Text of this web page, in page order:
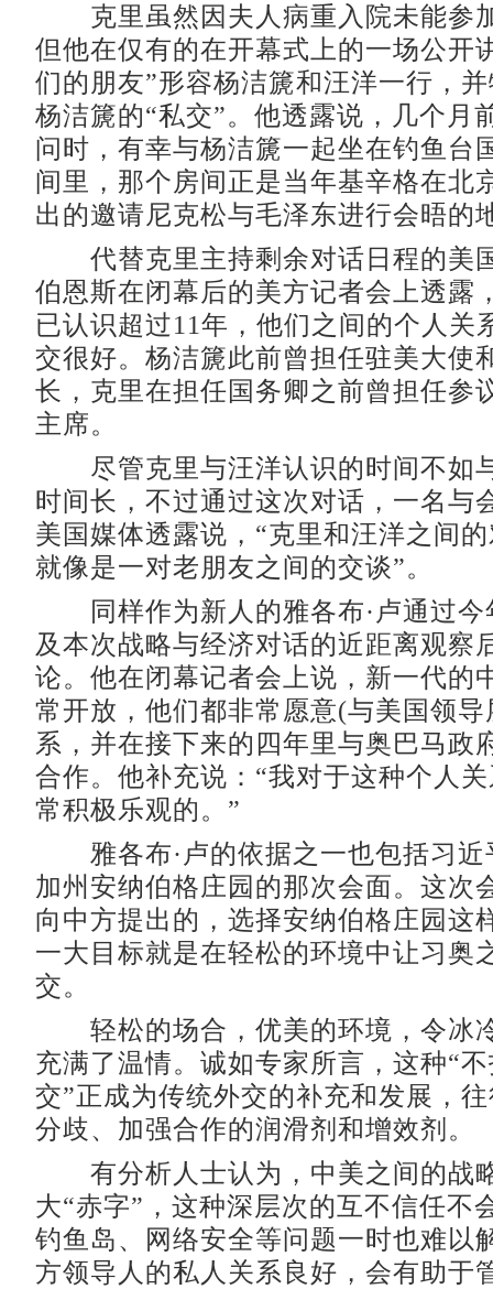
克里虽然因夫人病重入院未能参
但他在仅有的在开幕式上的一场公开
们的朋友”形容杨洁篪和汪洋一行，
杨洁篪的“私交”。他透露说，几个月
问时，有幸与杨洁篪一起坐在钓鱼台
间里，那个房间正是当年基辛格在北
出的邀请尼克松与毛泽东进行会晤的
代替克里主持剩余对话日程的美
伯恩斯在闭幕后的美方记者会上透露
已认识超过11年，他们之间的个人关
交很好。杨洁篪此前曾担任驻美大使
长，克里在担任国务卿之前曾担任参
主席。
尽管克里与汪洋认识的时间不如
时间长，不过通过这次对话，一名与
美国媒体透露说，“克里和汪洋之间
就像是一对老朋友之间的交谈”。
同样作为新人的雅各布·卢通过今
及本次战略与经济对话的近距离观察
论。他在闭幕记者会上说，新一代的
常开放，他们都非常愿意(与美国领
系，并在接下来的四年里与奥巴马政
合作。他补充说：“我对于这种个人
常积极乐观的。”
雅各布·卢的依据之一也包括习近
加州安纳伯格庄园的那次会面。这次
向中方提出的，选择安纳伯格庄园这
一大目标就是在轻松的环境中让习奥
交。
轻松的场合，优美的环境，令冰
充满了温情。诚如专家所言，这种“
交”正成为传统外交的补充和发展，
分歧、加强合作的润滑剂和增效剂。
有分析人士认为，中美之间的战
大“赤字”，这种深层次的互不信任不
钓鱼岛、网络安全等问题一时也难以
方领导人的私人关系良好，会有助于